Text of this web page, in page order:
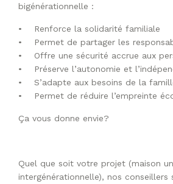
bigénérationnelle :
• Renforce la solidarité familiale
• Permet de partager les
• Offre une sécurité accrue aux
• Préserve l’autonomie et
• S’adapte aux besoins de la
• Permet de réduire l’empreinte
Ça vous donne envie?
Quel que soit votre projet (maison
intergénérationnelle), nos